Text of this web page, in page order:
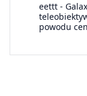
eettt -
powodu